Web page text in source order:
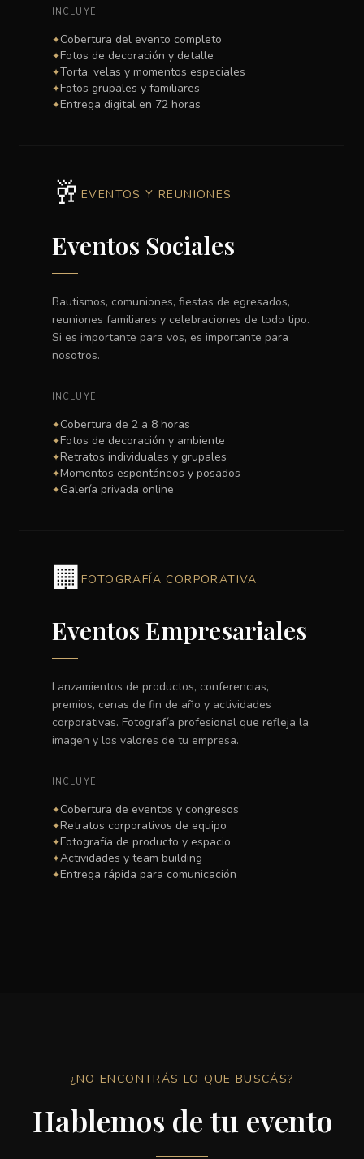
INCLUYE
✦Cobertura del evento completo
✦Fotos de decoración y detalle
✦Torta, velas y momentos especiales
✦Fotos grupales y familiares
✦Entrega digital en 72 horas
🥂 EVENTOS Y REUNIONES
Eventos Sociales
Bautismos, comuniones, fiestas de egresados,
reuniones familiares y celebraciones de todo tipo.
Si es importante para vos, es importante para
nosotros.
INCLUYE
✦Cobertura de 2 a 8 horas
✦Fotos de decoración y ambiente
✦Retratos individuales y grupales
✦Momentos espontáneos y posados
✦Galería privada online
🏢 FOTOGRAFÍA CORPORATIVA
Eventos Empresariales
Lanzamientos de productos, conferencias,
premios, cenas de fin de año y actividades
corporativas. Fotografía profesional que refleja la
imagen y los valores de tu empresa.
INCLUYE
✦Cobertura de eventos y congresos
✦Retratos corporativos de equipo
✦Fotografía de producto y espacio
✦Actividades y team building
✦Entrega rápida para comunicación
¿NO ENCONTRÁS LO QUE BUSCÁS?
Hablemos de tu evento